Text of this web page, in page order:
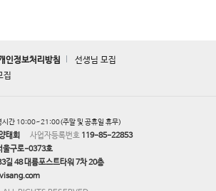
인정보처리방침
선생님 모집
집
시간 10:00~21:00(주말 및 공휴일 휴무)
태회 사업자등록번호 119-85-22853
울구로-0373호
길 48 대륭포스트타워 7차 20층